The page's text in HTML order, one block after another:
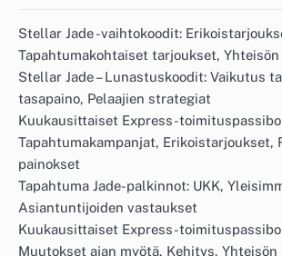
Stellar Jade -vaihtokoodit:
Tapahtumakohtaiset tarjoukset,
Stellar Jade – Lunastuskoodit: Vaikutus
tasapaino, Pelaajien strategiat
Kuukausittaiset Express-
Tapahtumakampanjat, Erikoistarjoukset,
painokset
Tapahtuma Jade-palkinnot: UKK,
Asiantuntijoiden vastaukset
Kuukausittaiset Express-
Muutokset ajan myötä, Kehitys,